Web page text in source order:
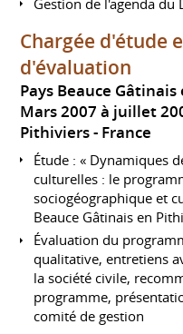
Chargée d'étude
d'évaluation
Pays Beauce
Mars 2007 à juillet
Pithiviers
France
Étude : « Dynamiques
culturelles : le
sociogéographique et
Beauce Gâtinais en
Évaluation du
qualitative, entretiens
la société civile,
programme,
comité de gestion